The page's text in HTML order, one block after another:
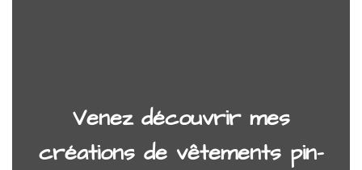
Venez découvrir mes
créations de vêtements pin-